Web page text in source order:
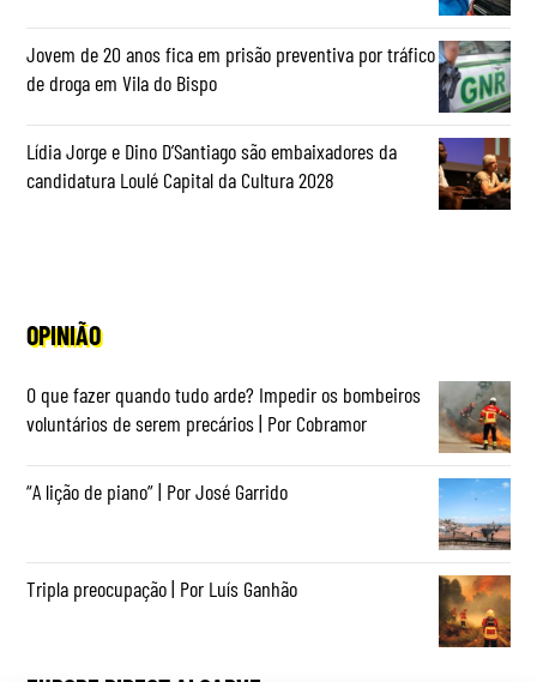
Jovem de 20 anos fica em prisão preventiva por tráfico
de droga em Vila do Bispo
Lídia Jorge e Dino D’Santiago são embaixadores da
candidatura Loulé Capital da Cultura 2028
OPINIÃO
O que fazer quando tudo arde? Impedir os bombeiros
voluntários de serem precários | Por Cobramor
“A lição de piano” | Por José Garrido
Tripla preocupação | Por Luís Ganhão